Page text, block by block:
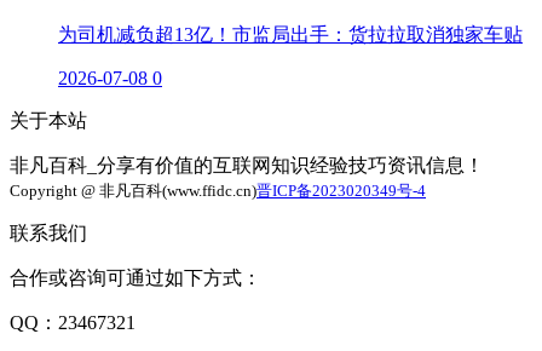
为司机减负超13亿！市监局出手：货拉拉取消独家车贴
2026-07-08 0
关于本站
非凡百科_分享有价值的互联网知识经验技巧资讯信息！
Copyright @ 非凡百科(www.ffidc.cn)晋ICP备2023020349号-4
联系我们
合作或咨询可通过如下方式：
QQ：23467321